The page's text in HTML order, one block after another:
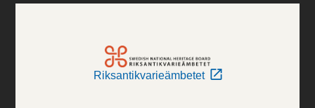
Riksantikvarieämbetet